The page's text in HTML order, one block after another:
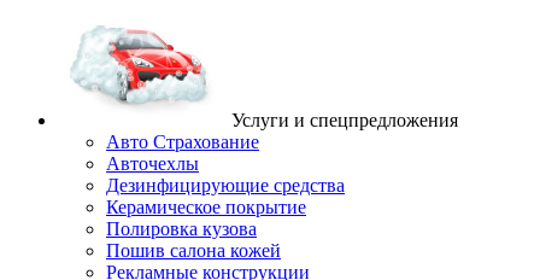
Услуги и спецпредложения
Авто Страхование
Авточехлы
Дезинфицирующие средства
Керамическое покрытие
Полировка кузова
Пошив салона кожей
Рекламные конструкции